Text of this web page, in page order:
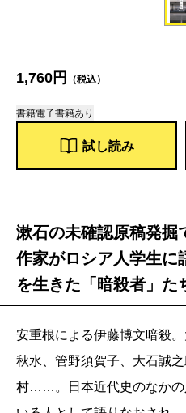
1,760円 （税込）
書籍電子書籍あり
試し読み
漱石の未確認原稿発
作家がロシア人学生に
を生きた「暗殺者」た
安重根による伊藤博文暗殺
秋水、管野須賀子、大石誠
村……。日本近代史のなかの